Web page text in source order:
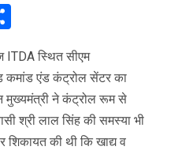
ITDA स्थित सीएम
कमांड एंड कंट्रोल सेंटर का
मुख्यमंत्री ने कंट्रोल रूम से
श्री लाल सिंह की समस्या भी
की थी कि खाद्य व